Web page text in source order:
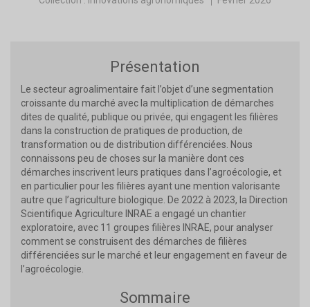
Présentation
Le secteur agroalimentaire fait l’objet d’une segmentation
croissante du marché avec la multiplication de démarches
dites de qualité, publique ou privée, qui engagent les filières
dans la construction de pratiques de production, de
transformation ou de distribution différenciées. Nous
connaissons peu de choses sur la manière dont ces
démarches inscrivent leurs pratiques dans l’agroécologie, et
en particulier pour les filières ayant une mention valorisante
autre que l’agriculture biologique. De 2022 à 2023, la Direction
Scientifique Agriculture INRAE a engagé un chantier
exploratoire, avec 11 groupes filières INRAE, pour analyser
comment se construisent des démarches de filières
différenciées sur le marché et leur engagement en faveur de
l’agroécologie.
Sommaire